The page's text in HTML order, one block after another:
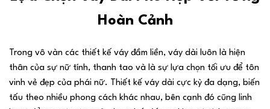
Hoàn Cảnh
Trong vô vàn các thiết kế váy đầm liền, váy dài luôn là hiện
thân của sự nữ tính, thanh tao và là sự lựa chọn tối ưu để tôn
vinh vẻ đẹp của phái nữ. Thiết kế váy dài cực kỳ đa dạng, biến
tấu theo nhiều phong cách khác nhau, bên cạnh đó cũng linh